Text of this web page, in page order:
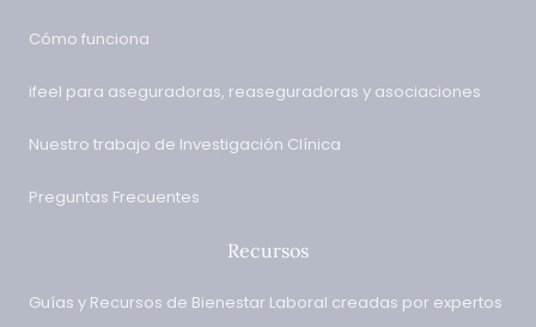
Cómo funciona
ifeel para aseguradoras, reaseguradoras y asociaciones
Nuestro trabajo de Investigación Clínica
Preguntas Frecuentes
Recursos
Guías y Recursos de Bienestar Laboral creadas por expertos